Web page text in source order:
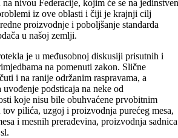
o novčanim podsticajima u primarnoj
i ruralnom razvoju uslijedila je nakon
na nivou Federacije, kojim će se na jedinstven
proizvodnje i poboljšanje standarda
u našoj zemlji.
je u međusobnoj diskusiji prisutnih i
na pomenuti zakon. Slične
i na ranije održanim raspravama, a
uvođenje podsticaja na neke od
koje nisu bile obuhvaćene prvobitnim